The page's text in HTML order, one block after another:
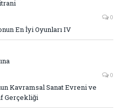
0
En İyi Oyunları IV
0
Kavramsal Sanat Evreni ve
Gerçekliği